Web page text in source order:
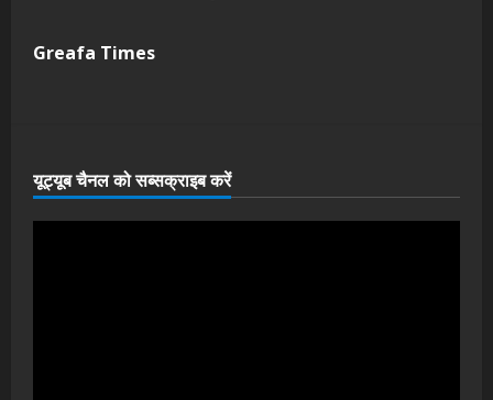
Greafa Times
यूट्यूब चैनल को सब्सक्राइब करें